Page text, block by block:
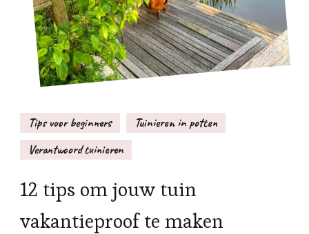
Tips voor beginners
Tuinieren in potten
Verantwoord tuinieren
12 tips om jouw tuin
vakantieproof te maken